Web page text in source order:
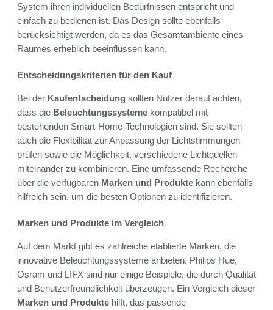
System ihren individuellen Bedürfnissen entspricht und
einfach zu bedienen ist. Das Design sollte ebenfalls
berücksichtigt werden, da es das Gesamtambiente eines
Raumes erheblich beeinflussen kann.
Entscheidungskriterien für den Kauf
Bei der Kaufentscheidung sollten Nutzer darauf achten,
dass die Beleuchtungssysteme kompatibel mit
bestehenden Smart-Home-Technologien sind. Sie sollten
auch die Flexibilität zur Anpassung der Lichtstimmungen
prüfen sowie die Möglichkeit, verschiedene Lichtquellen
miteinander zu kombinieren. Eine umfassende Recherche
über die verfügbaren Marken und Produkte kann ebenfalls
hilfreich sein, um die besten Optionen zu identifizieren.
Marken und Produkte im Vergleich
Auf dem Markt gibt es zahlreiche etablierte Marken, die
innovative Beleuchtungssysteme anbieten. Philips Hue,
Osram und LIFX sind nur einige Beispiele, die durch Qualität
und Benutzerfreundlichkeit überzeugen. Ein Vergleich dieser
Marken und Produkte hilft, das passende